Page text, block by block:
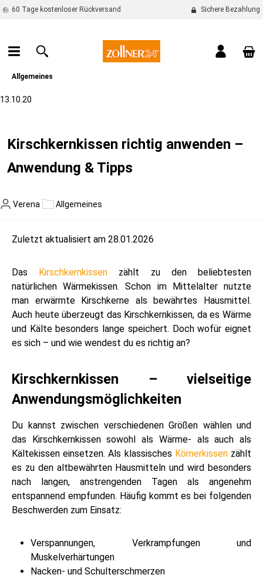
springen
60 Tage kostenloser Rückversand Sichere Bezahlung
Allgemeines
13.10.20
Kirschkernkissen richtig anwenden –
Anwendung & Tipps
Verena Allgemeines
Zuletzt aktualisiert am 28.01.2026
Das Kirschkernkissen zählt zu den beliebtesten
natürlichen Wärmekissen. Schon im Mittelalter nutzte
man erwärmte Kirschkerne als bewährtes Hausmittel.
Auch heute überzeugt das Kirschkernkissen, da es Wärme
und Kälte besonders lange speichert. Doch wofür eignet
es sich – und wie wendest du es richtig an?
Kirschkernkissen – vielseitige
Anwendungsmöglichkeiten
Du kannst zwischen verschiedenen Größen wählen und
das Kirschkernkissen sowohl als Wärme- als auch als
Kältekissen einsetzen. Als klassisches Körnerkissenzählt
es zu den altbewährten Hausmitteln und wird besonders
nach langen, anstrengenden Tagen als angenehm
entspannend empfunden. Häufig kommt es bei folgenden
Beschwerden zum Einsatz:
Verspannungen, Verkrampfungen und
Muskelverhärtungen
Nacken- und Schulterschmerzen